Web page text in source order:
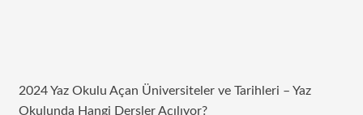
2024 Yaz Okulu Açan Üniversiteler ve Tarihleri – Yaz
Okulunda Hangi Dersler Açılıyor?